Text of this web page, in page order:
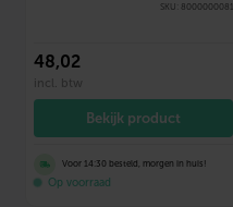
SKU: 8000000081
48,02
incl. btw
Bekijk product
Voor 14:30 besteld, morgen in huis!
Op voorraad